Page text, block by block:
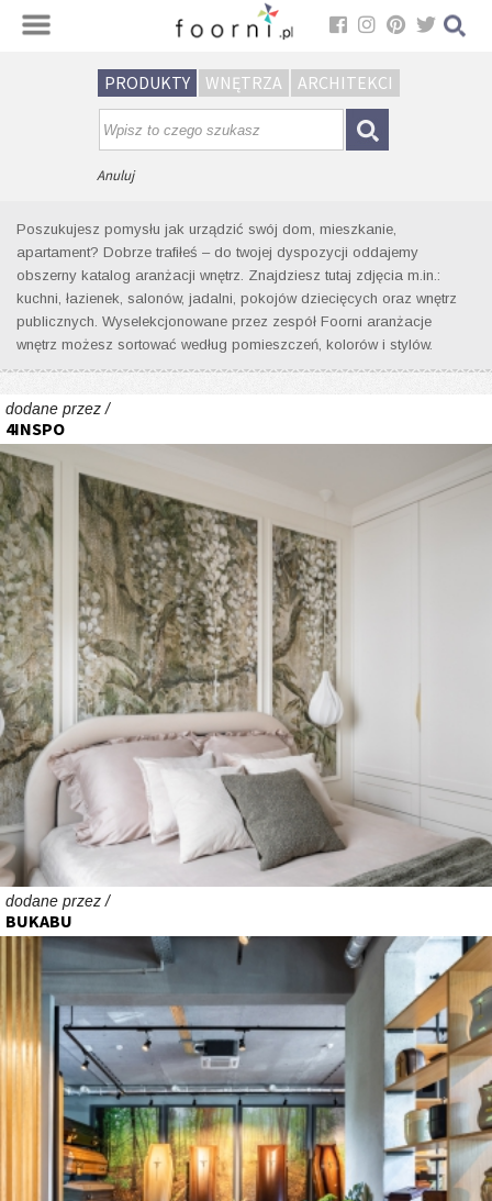
PRODUKTY WNĘTRZA ARCHITEKCI
Anuluj
Wyniki wyszukiwania wnętrz dla
tagu: tapeta z motywem roślinnym
Poszukujesz pomysłu jak urządzić swój dom, mieszkanie,
apartament? Dobrze trafiłeś – do twojej dyspozycji oddajemy
obszerny katalog aranżacji wnętrz. Znajdziesz tutaj zdjęcia m.in.:
kuchni, łazienek, salonów, jadalni, pokojów dziecięcych oraz wnętrz
publicznych. Wyselekcjonowane przez zespół Foorni aranżacje
wnętrz możesz sortować według pomieszczeń, kolorów i stylów.
dodane przez /
4INSPO
dodane przez /
BUKABU